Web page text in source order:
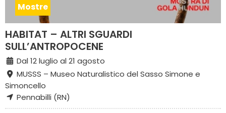
Mostre
HABITAT – ALTRI SGUARDI
SULL’ANTROPOCENE
Dal 12 luglio al 21 agosto
MUSSS – Museo Naturalistico del Sasso Simone e
Simoncello
Pennabilli (RN)